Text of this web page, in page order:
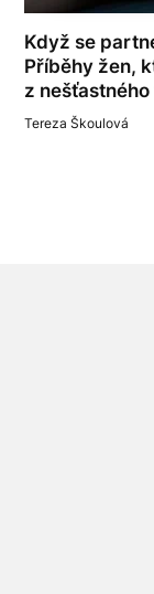
Když se
Příběhy žen,
z
Tereza Škoulová